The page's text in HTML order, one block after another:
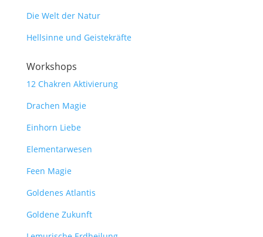
Die Welt der Natur
Hellsinne und Geistekräfte
Workshops
12 Chakren Aktivierung
Drachen Magie
Einhorn Liebe
Elementarwesen
Feen Magie
Goldenes Atlantis
Goldene Zukunft